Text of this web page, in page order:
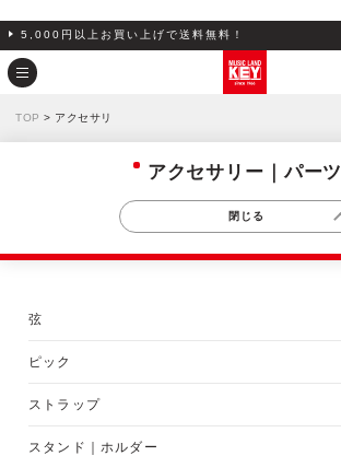
5,000円以上お買い上げで送料無料！
TOP > アクセサリ
アクセサリー｜パーツ
弦
ピック
ストラップ
スタンド｜ホルダー